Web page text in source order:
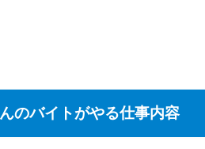
のバイトがやる仕事内容